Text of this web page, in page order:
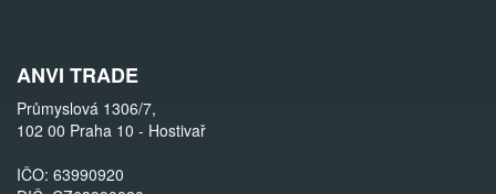
ANVI TRADE
Průmyslová 1306/7,
102 00 Praha 10 - Hostivař
IČO: 63990920